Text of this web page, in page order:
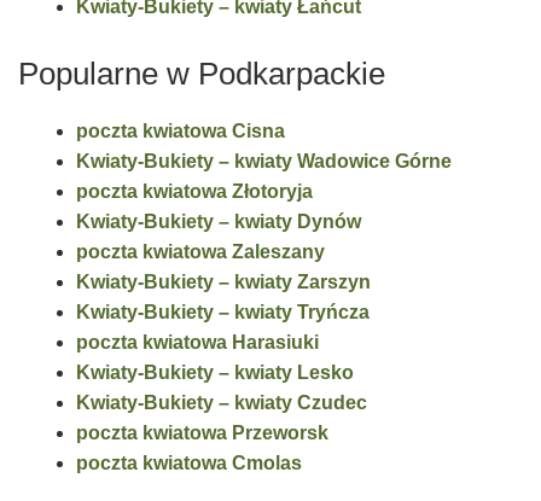
Kwiaty-Bukiety – kwiaty Łańcut
Popularne w Podkarpackie
poczta kwiatowa Cisna
Kwiaty-Bukiety – kwiaty Wadowice Górne
poczta kwiatowa Złotoryja
Kwiaty-Bukiety – kwiaty Dynów
poczta kwiatowa Zaleszany
Kwiaty-Bukiety – kwiaty Zarszyn
Kwiaty-Bukiety – kwiaty Tryńcza
poczta kwiatowa Harasiuki
Kwiaty-Bukiety – kwiaty Lesko
Kwiaty-Bukiety – kwiaty Czudec
poczta kwiatowa Przeworsk
poczta kwiatowa Cmolas